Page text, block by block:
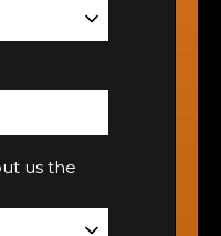
us the